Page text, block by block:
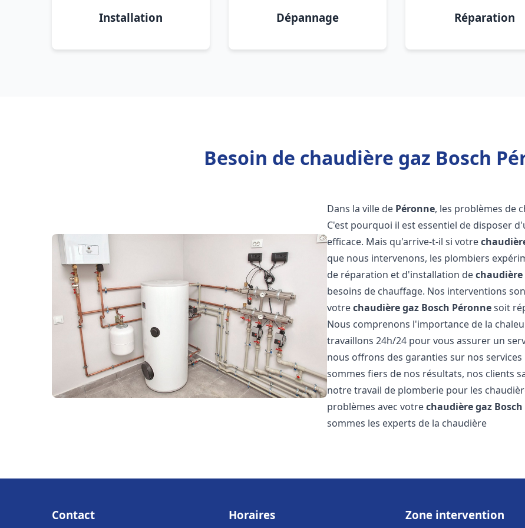
Installation Dépannage Réparation
Besoin de chaudière gaz Bosch
Dans la ville de Péronne, les problèmes de
C'est pourquoi il est essentiel de disposer
efficace. Mais qu'arrive-t-il si votre
que nous intervenons, les plombiers
de réparation et d'installation dechaudière
besoins de chauffage. Nos interventions
votrechaudière gaz Bosch Péronnesoit
Nous comprenons l'importance de la
travaillons 24h/24 pour vous assurer un
nous offrons des garanties sur nos
sommes fiers de nos résultats, nos clients
notre travail de plomberie pour les
problèmes avec votrechaudière gaz Bosch
sommes les experts de la chaudière
Contact Horaires Zone intervention